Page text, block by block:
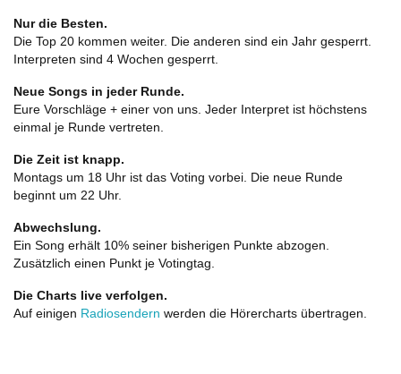
Nur die Besten.
Die Top 20 kommen weiter. Die anderen sind ein Jahr gesperrt.
Interpreten sind 4 Wochen gesperrt.
Neue Songs in jeder Runde.
Eure Vorschläge + einer von uns. Jeder Interpret ist höchstens
einmal je Runde vertreten.
Die Zeit ist knapp.
Montags um 18 Uhr ist das Voting vorbei. Die neue Runde
beginnt um 22 Uhr.
Abwechslung.
Ein Song erhält 10% seiner bisherigen Punkte abzogen.
Zusätzlich einen Punkt je Votingtag.
Die Charts live verfolgen.
Auf einigen Radiosendern werden die Hörercharts übertragen.